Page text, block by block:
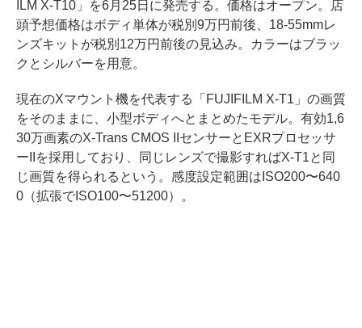
ILM X-T10」を6月25日に発売する。価格はオープン。店
頭予想価格はボディ単体が税別9万円前後、18-55mmレ
ンズキットが税別12万円前後の見込み。カラーはブラッ
クとシルバーを用意。
現在のXマウント機を代表する「FUJIFILM X-T1」の画質
をそのままに、小型ボディへとまとめたモデル。有効1,6
30万画素のX-Trans CMOS IIセンサーとEXRプロセッサ
ーIIを採用しており、同じレンズで撮影すればX-T1と同
じ画質を得られるという。感度設定範囲はISO200〜640
0（拡張でISO100〜51200）。